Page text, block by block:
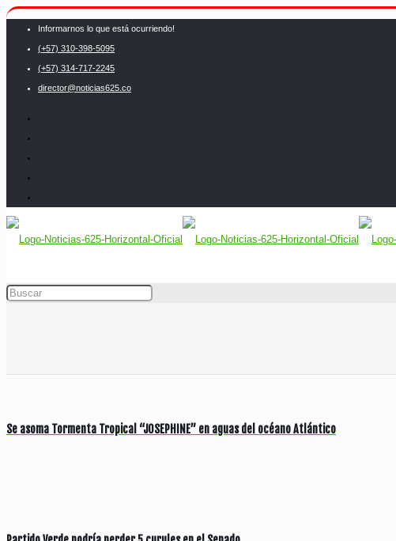
Informarnos lo que está ocurriendo!
(+57) 310-398-5095
(+57) 314-717-2245
director@noticias625.co
Se asoma Tormenta Tropical “JOSEPHINE” en aguas del océano Atlántico